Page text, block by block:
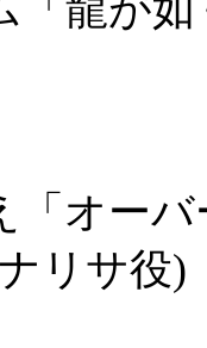
「龍が
「オー
リサ役)